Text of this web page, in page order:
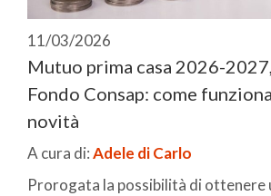
11/03/2026
Mutuo prima casa 2026-
Fondo Consap: come
novità
A cura di:Adele di Carlo
Prorogata la possibilità di ottenere